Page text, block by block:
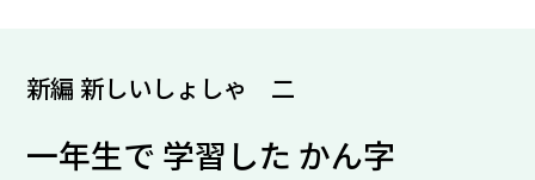
新編 新しいしょしゃ 二
一年生で 学習した かん字